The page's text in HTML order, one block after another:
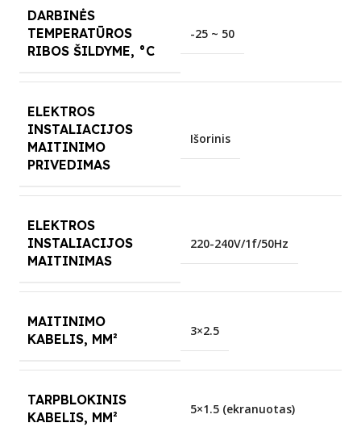
DARBINĖS
TEMPERATŪROS
RIBOS ŠILDYME, °C
-25 ~ 50
ELEKTROS
INSTALIACIJOS
MAITINIMO
PRIVEDIMAS
Išorinis
ELEKTROS
INSTALIACIJOS
MAITINIMAS
220-240V/1f/50Hz
MAITINIMO
KABELIS, MM²
3×2.5
TARPBLOKINIS
KABELIS, MM²
5×1.5 (ekranuotas)